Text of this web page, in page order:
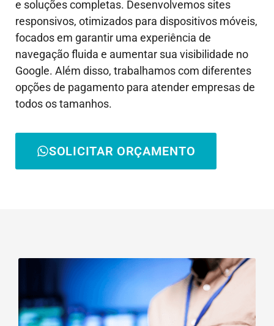
e soluções completas. Desenvolvemos sites
responsivos, otimizados para dispositivos móveis,
focados em garantir uma experiência de
navegação fluida e aumentar sua visibilidade no
Google. Além disso, trabalhamos com diferentes
opções de pagamento para atender empresas de
todos os tamanhos.
SOLICITAR ORÇAMENTO